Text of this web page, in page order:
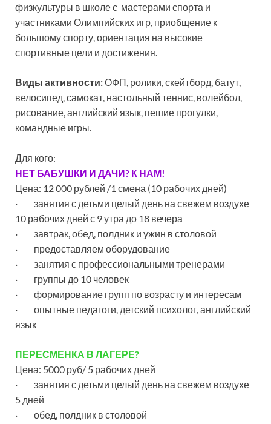
физкультуры в школе с мастерами спорта и
участниками Олимпийских игр, приобщение к
большому спорту, ориентация на высокие
спортивные цели и достижения.
Виды активности:ОФП, ролики, скейтборд, батут,
велосипед, самокат, настольный теннис, волейбол,
рисование, английский язык, пешие прогулки,
командные игры.
Для кого:
НЕТ БАБУШКИ И ДАЧИ? К НАМ!
Цена: 12 000 рублей /1 смена (10 рабочих дней)
· занятия с детьми целый день на свежем воздухе
10 рабочих дней с 9 утра до 18 вечера
· завтрак, обед, полдник и ужин в столовой
· предоставляем оборудование
· занятия с профессиональными тренерами
· группы до 10 человек
· формирование групп по возрасту и интересам
· опытные педагоги, детский психолог, английский
язык
ПЕРЕСМЕНКА В ЛАГЕРЕ?
Цена: 5000 руб/ 5 рабочих дней
· занятия с детьми целый день на свежем воздухе
5 дней
· обед, полдник в столовой